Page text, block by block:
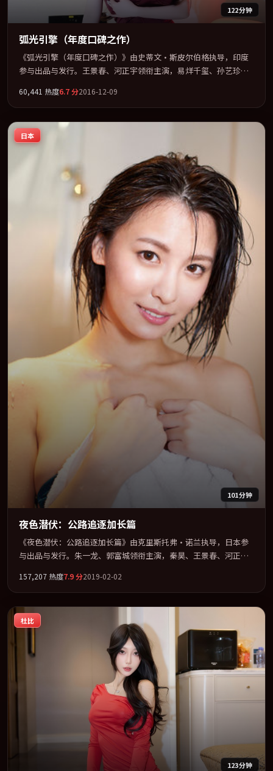
122分钟
弧光引擎（年度口碑之作）
《弧光引擎（年度口碑之作）》由史蒂文·斯皮尔伯格执导，印度
参与出品与发行。王景春、河正宇领衔主演，易烊千玺、孙艺珍联
疑」类型为骨架，在叙事、表演与视听上力求统一。定于 2016-06-
22 在内地院线及主流平台同步亮相，2016 年度话题片中口碑稳健，
适合喜欢强情节与人物弧光的观众完整观看。
60,441 热度6.7分2016-12-09
日本
101分钟
夜色潜伏：公路追逐加长篇
《夜色潜伏：公路追逐加长篇》由克里斯托弗·诺兰执导，日本参
与出品与发行。朱一龙、郭富城领衔主演，秦昊、王景春、河正
拢。全片以「奇幻」类型为骨架，在叙事、表演与视听上力求统
一。定于 2019-11-12 在内地院线及主流平台同步亮相，2019 年度
话题片中口碑稳健，适合喜欢强情节与人物弧光的观众完整观看。
157,207 热度7.9分2019-02-02
杜比
123分钟